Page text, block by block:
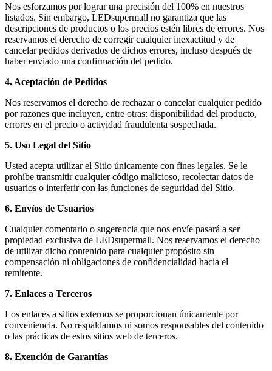
Nos esforzamos por lograr una precisión del 100% en nuestros
listados. Sin embargo, LEDsupermall no garantiza que las
descripciones de productos o los precios estén libres de errores. Nos
reservamos el derecho de corregir cualquier inexactitud y de
cancelar pedidos derivados de dichos errores, incluso después de
haber enviado una confirmación del pedido.
4. Aceptación de Pedidos
Nos reservamos el derecho de rechazar o cancelar cualquier pedido
por razones que incluyen, entre otras: disponibilidad del producto,
errores en el precio o actividad fraudulenta sospechada.
5. Uso Legal del Sitio
Usted acepta utilizar el Sitio únicamente con fines legales. Se le
prohíbe transmitir cualquier código malicioso, recolectar datos de
usuarios o interferir con las funciones de seguridad del Sitio.
6. Envíos de Usuarios
Cualquier comentario o sugerencia que nos envíe pasará a ser
propiedad exclusiva de LEDsupermall. Nos reservamos el derecho
de utilizar dicho contenido para cualquier propósito sin
compensación ni obligaciones de confidencialidad hacia el
remitente.
7. Enlaces a Terceros
Los enlaces a sitios externos se proporcionan únicamente por
conveniencia. No respaldamos ni somos responsables del contenido
o las prácticas de estos sitios web de terceros.
8. Exención de Garantías